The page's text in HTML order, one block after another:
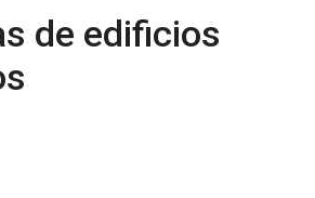
de edificios